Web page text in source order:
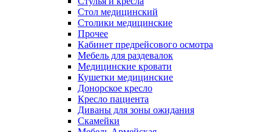
Стол медицинский
Столики медицинские
Прочее
Кабинет предрейсового осмотра
Мебель для раздевалок
Медицинские кровати
Кушетки медицинские
Донорское кресло
Кресло пациента
Диваны для зоны ожидания
Скамейки